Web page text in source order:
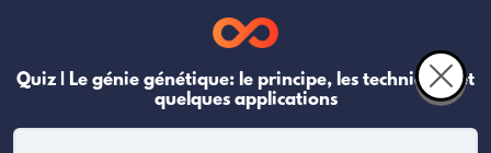
Quiz | Le génie génétique: le principe, les techniques et
quelques applications